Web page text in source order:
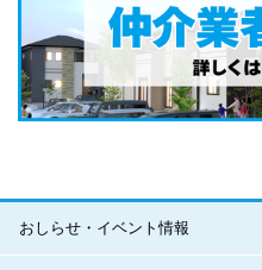
おしらせ・イベント情報